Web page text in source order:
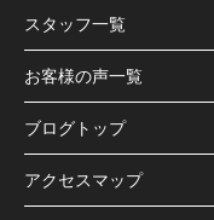
スタッフ一覧
お客様の声一覧
ブログトップ
アクセスマップ